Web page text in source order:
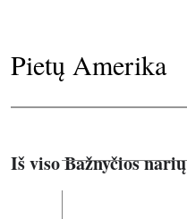
Pietų Amerika
Iš viso Bažnyčios narių